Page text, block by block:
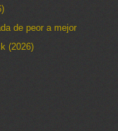
de peor a mejor
(2026)